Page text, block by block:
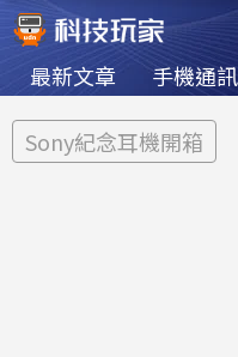
最新文章 手機通訊
Sony紀念耳機開箱